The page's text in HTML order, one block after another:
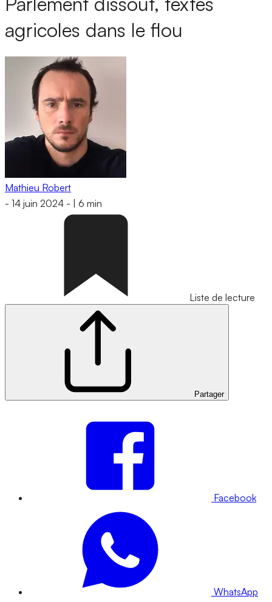
agricoles dans le flou
Mathieu Robert
- 14 juin 2024 - 6 min
Liste de lecture
Partager
Facebook
WhatsApp